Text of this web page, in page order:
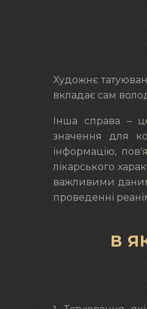
Художнє
вкладає сам
Інша справа –
значення для
інформацію,
лікарського
важливими
проведенні
В